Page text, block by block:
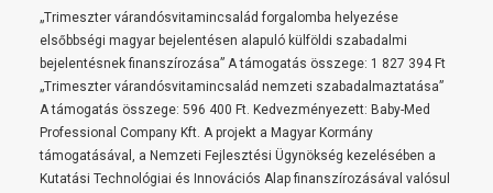
„Trimeszter várandósvitamincsalád forgalomba helyezése
elsőbbségi magyar bejelentésen alapuló külföldi szabadalmi
bejelentésnek finanszírozása” A támogatás összege: 1 827 394 Ft
„Trimeszter várandósvitamincsalád nemzeti szabadalmaztatása”
A támogatás összege: 596 400 Ft. Kedvezményezett: Baby-Med
Professional Company Kft. A projekt a Magyar Kormány
támogatásával, a Nemzeti Fejlesztési Ügynökség kezelésében a
Kutatási Technológiai és Innovációs Alap finanszírozásával valósul